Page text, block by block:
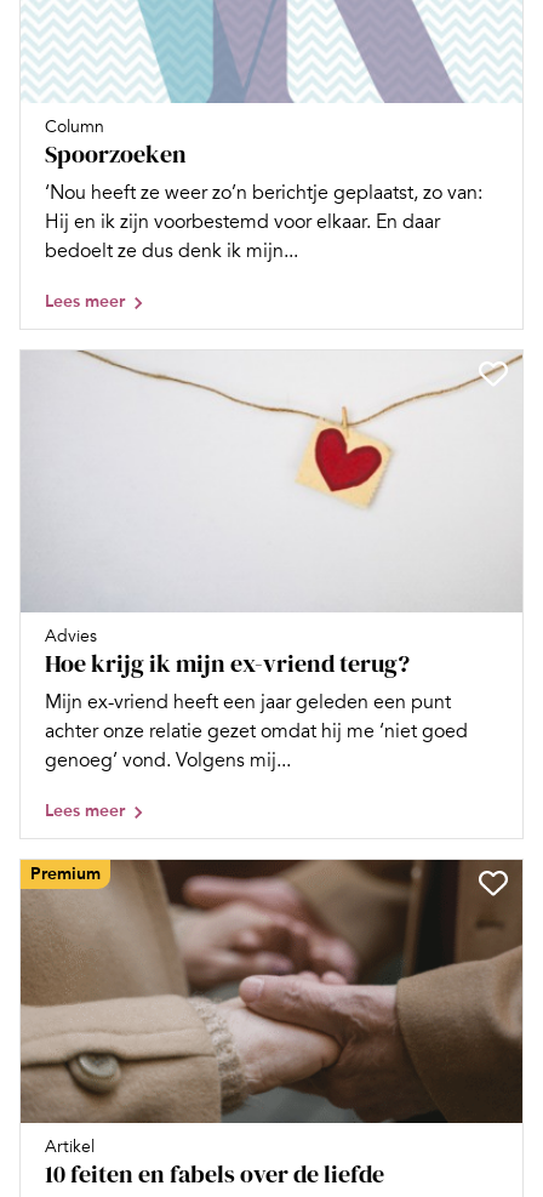
Column
Spoorzoeken
‘Nou heeft ze weer zo’n berichtje geplaatst, zo van:
Hij en ik zijn voorbestemd voor elkaar. En daar
bedoelt ze dus denk ik mijn...
Lees meer
Advies
Hoe krijg ik mijn ex-vriend terug?
Mijn ex-vriend heeft een jaar geleden een punt
achter onze relatie gezet omdat hij me ‘niet goed
genoeg’ vond. Volgens mij...
Lees meer
Premium
Artikel
10 feiten en fabels over de liefde